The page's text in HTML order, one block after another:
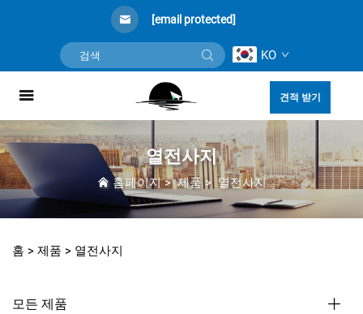
[email protected]
KO
견적 받기
열전사지
홈페이지>제품>열전사지
홈 > 제품 > 열전사지
모든 제품